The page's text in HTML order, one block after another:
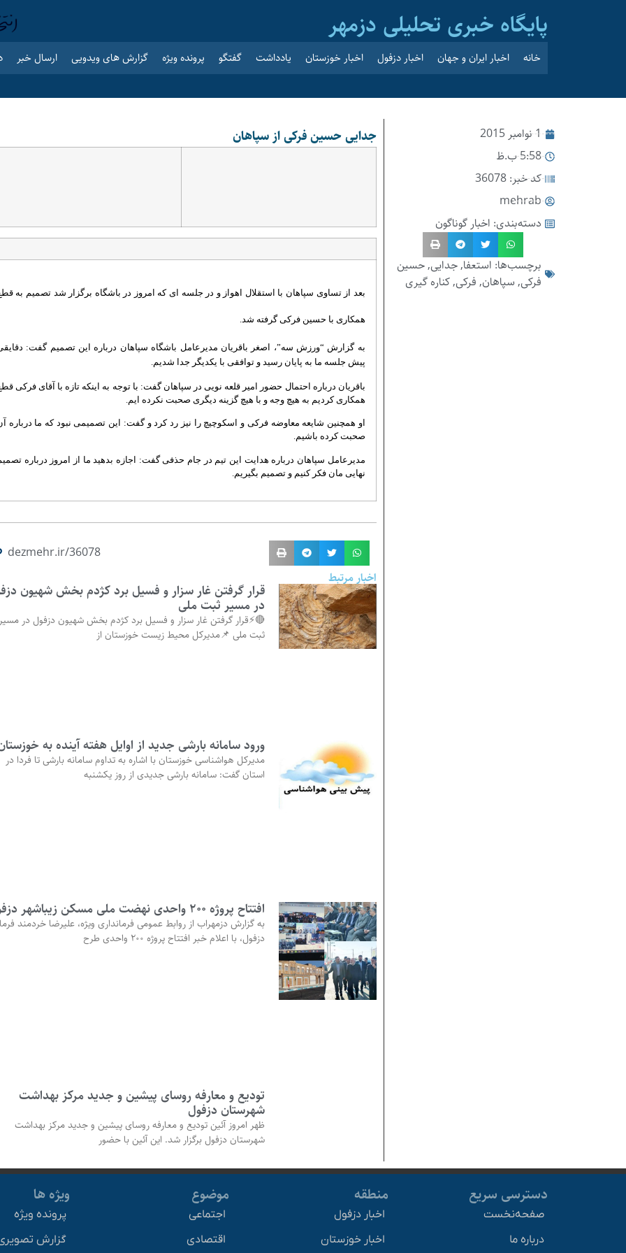
پایگاه خبری تحلیلی دزمهر
خانه اخبار ایران و جهان اخبار دزفول اخبار خوزستان یادداشت گفتگو پرونده ویژه گزارش های ویدویی ارسال خبر
1 نوامبر 2015
5:58 ب.ظ
کد خبر: 36078
mehrab
دسته‌بندی: اخبار گوناگون
برچسب‌ها: استعفا,جدایی,حسین
فرکی, سپاهان, فرکی,کناره گیری
جدایی حسین فرکی از سپاهان
بعد از تساوی سپاهان با استقلال اهواز و در جلسه ای که امروز در باشگاه برگزار شد تصمیم به
همکاری با حسین فرکی گرفته شد.
به گزارش “ورزش سه”، اصغر باقریان مدیرعامل باشگاه سپاهان درباره این تصمیم گفت:
پیش جلسه ما به پایان رسید و توافقی با یکدیگر جدا شدیم.
باقریان درباره احتمال حضور امیر قلعه نویی در سپاهان گفت: با توجه به اینکه تازه با آقای فرکی
همکاری کردیم به هیچ وجه و با هیچ گزینه دیگری صحبت نکرده ایم.
او همچنین شایعه معاوضه فرکی و اسکوچیچ را نیز رد کرد و گفت: این تصمیمی نبود که ما درباره
صحبت کرده باشیم.
مدیرعامل سپاهان درباره هدایت این تیم در جام حذفی گفت: اجازه بدهید ما از امروز درباره
نهایی مان فکر کنیم و تصمیم بگیریم.
dezmehr.ir/36078
اخبار مرتبط
قرار گرفتن غار سزار و فسیل برد کژدم بخش شهیون
در مسیر ثبت ملی
🔴⚡قرار گرفتن غار سزار و فسیل برد کژدم بخش شهیون دزفول در
ثبت ملی 📌مدیرکل محیط زیست خوزستان از
ورود سامانه بارشی جدید از اوایل هفته آینده به
مدیرکل هواشناسی خوزستان با اشاره به تداوم سامانه بارشی تا فردا در
استان گفت: سامانه بارشی جدیدی از روز یکشنبه
افتتاح پروژه ۲۰۰ واحدی نهضت ملی مسکن زیباشهر دزفول
به گزارش دزمهراب از روابط عمومی فرمانداری ویژه، علیرضا خردمند
دزفول، با اعلام خبر افتتاح پروژه ۲۰۰ واحدی طرح
تودیع و معارفه روسای پیشین و جدید مرکز بهداشت
شهرستان دزفول
ظهر امروز آئین تودیع و معارفه روسای پیشین و جدید مرکز بهداشت
شهرستان دزفول برگزار شد. این آئین با حضور
دسترسی سریع
صفحه‌نخست
درباره ما
منطقه
اخبار دزفول
اخبار خوزستان
موضوع
اجتماعی
اقتصادی
ویژه ها
پرونده ویژه
گزارش